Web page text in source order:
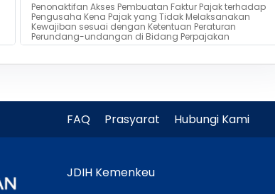
Penonaktifan Akses Pembuatan Faktur Pajak terhadap
Pengusaha Kena Pajak yang Tidak Melaksanakan
Kewajiban sesuai dengan Ketentuan Peraturan
Perundang-undangan di Bidang Perpajakan
FAQ Prasyarat Hubungi Kami
JDIH Kemenkeu